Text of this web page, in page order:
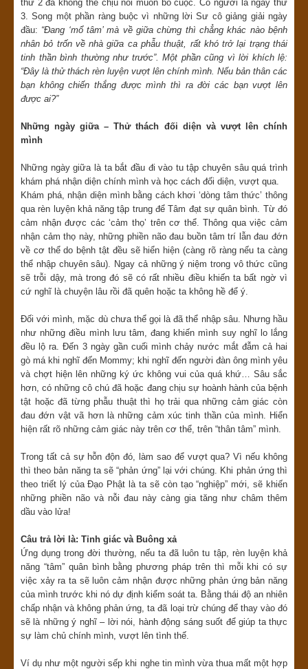
thứ 2 đã không thể chịu nổi muốn bỏ cuộc. Có người là ngày thứ
3. Song một phần ràng buộc vì những lời Sư cô giảng giải ngày
đầu: “Đang ‘mổ tâm’ mà về giữa chừng thì chẳng khác nào bệnh
nhân bỏ trốn về nhà giữa ca phẫu thuật, rất khó trở lại trạng thái
tinh thần bình thường như trước”. Một phần cũng vì lời khích lệ:
“Đây là thử thách rèn luyện vượt lên chính mình. Nếu bản thân các
bạn không chiến thắng được mình thì ra đời các bạn vượt lên
được ai?”
Những ngày giữa – Thử thách đối diện và vượt lên chính
mình
Những ngày giữa là ta bắt đầu đi vào tu tập chuyên sâu quá trình
khám phá nhận diện chính mình và học cách đối diện, vượt qua.
Khám phá, nhận diện mình bằng cách khơi ‘dòng tâm thức’ thông
qua rèn luyện khả năng tập trung để Tâm đạt sự quân bình. Từ đó
cảm nhận được các ‘cảm thọ’ trên cơ thể. Thông qua việc cảm
nhận cảm thọ này, những phiền não đau buồn tâm trí lẫn đau đớn
về cơ thể do bệnh tật đều sẽ hiển hiện (càng rõ ràng nếu ta càng
thể nhập chuyên sâu). Ngay cả những ý niệm trong vô thức cũng
sẽ trỗi dậy, mà trong đó sẽ có rất nhiều điều khiến ta bất ngờ vì
cứ nghĩ là chuyện lâu rồi đã quên hoặc ta không hề để ý.
Đối với mình, mặc dù chưa thể gọi là đã thể nhập sâu. Nhưng hầu
như những điều mình lưu tâm, đang khiến mình suy nghĩ lo lắng
đều lộ ra. Đến 3 ngày gần cuối mình chảy nước mắt đẫm cả hai
gò má khi nghĩ đến Mommy; khi nghĩ đến người đàn ông mình yêu
và chợt hiện lên những ký ức không vui của quá khứ… Sâu sắc
hơn, có những cô chú đã hoặc đang chịu sự hoành hành của bệnh
tật hoặc đã từng phẫu thuật thì họ trải qua những cảm giác còn
đau đớn vật vã hơn là những cảm xúc tinh thần của mình. Hiển
hiện rất rõ những cảm giác này trên cơ thể, trên “thân tâm” mình.
Trong tất cả sự hỗn độn đó, làm sao để vượt qua? Vì nếu không
thì theo bản năng ta sẽ “phản ứng” lại với chúng. Khi phản ứng thì
theo triết lý của Đạo Phật là ta sẽ còn tạo “nghiệp” mới, sẽ khiến
những phiền não và nỗi đau này càng gia tăng như châm thêm
dầu vào lửa!
Câu trả lời là: Tỉnh giác và Buông xả
Ứng dụng trong đời thường, nếu ta đã luôn tu tập, rèn luyện khả
năng “tâm” quân bình bằng phương pháp trên thì mỗi khi có sự
việc xảy ra ta sẽ luôn cảm nhận được những phản ứng bản năng
của mình trước khi nó dự định kiểm soát ta. Bằng thái độ an nhiên
chấp nhận và không phản ứng, ta đã loại trừ chúng để thay vào đó
sẽ là những ý nghĩ – lời nói, hành động sáng suốt để giúp ta thực
sự làm chủ chính mình, vượt lên tình thế.
Ví dụ như một người sếp khi nghe tin mình vừa thua mất một hợp